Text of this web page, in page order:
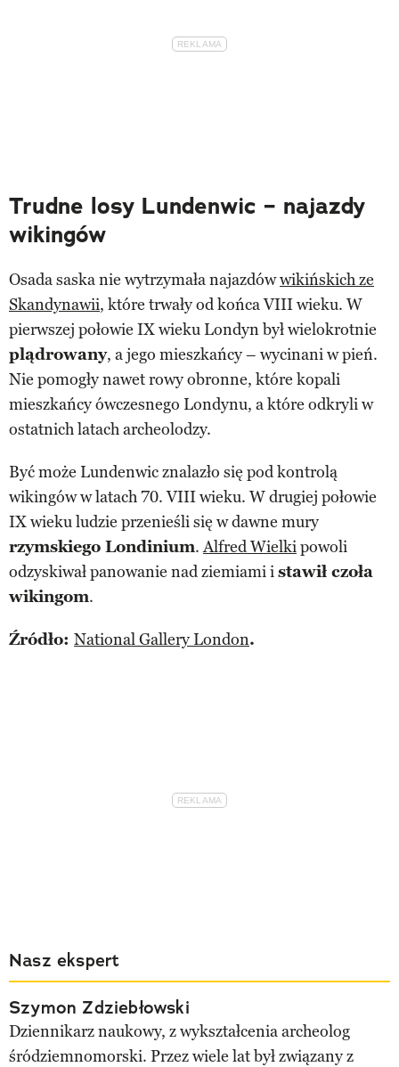
Trudne losy Lundenwic – najazdy
wikingów
Osada saska nie wytrzymała najazdówwikińskich ze
Skandynawii, które trwały od końca VIII wieku. W
pierwszej połowie IX wieku Londyn był wielokrotnie
plądrowany, a jego mieszkańcy – wycinani w pień.
Nie pomogły nawet rowy obronne, które kopali
mieszkańcy ówczesnego Londynu, a które odkryli w
ostatnich latach archeolodzy.
Być może Lundenwic znalazło się pod kontrolą
wikingów w latach 70. VIII wieku. W drugiej połowie
IX wieku ludzie przenieśli się w dawne mury
rzymskiego Londinium.Alfred Wielkipowoli
odzyskiwał panowanie nad ziemiami istawił czoła
wikingom.
Źródło: National Gallery London.
Nasz ekspert
Szymon Zdziebłowski
Dziennikarz naukowy, z wykształcenia archeolog
śródziemnomorski. Przez wiele lat był związany z